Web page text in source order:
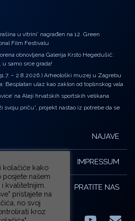
u vitrini’ nagrađen na 12. Green
Film Festivalu
obnovljena Galerija Krsto Hegedušić:
samo srce grada!
– 2.8.2026.) Arheološki muzej u Zagrebu
Besplatan ulaz kao zaklon od toplinskog vala
na Aleji hrvatskih sportskih velikana
svoju priču”, projekt nastao iz potrebe da se
NAJAVE
IMPRESSUM
PRATITE NAS
kolačiće kako
našem
kvalitetnijim.
pristajete na
no svoj
kroz